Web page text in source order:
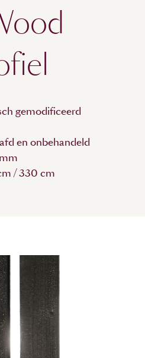
gemodificeerd
en onbehandeld
/ 330 cm